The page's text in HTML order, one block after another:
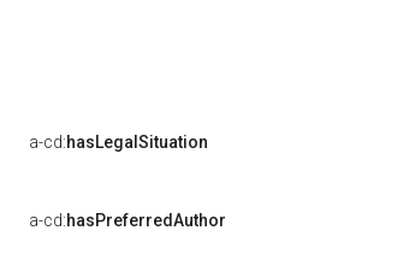
a-cd:hasLegalSituation
a-cd:hasPreferredAuthor